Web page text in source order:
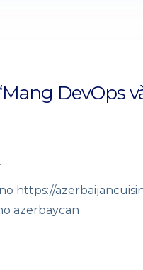
DevOps
https://
azerbaycan